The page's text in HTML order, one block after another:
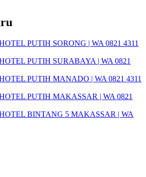
PUTIH SORONG | WA 0821 4311
PUTIH SURABAYA | WA 0821
PUTIH MANADO | WA 0821 4311
PUTIH MAKASSAR | WA 0821
BINTANG 5 MAKASSAR | WA